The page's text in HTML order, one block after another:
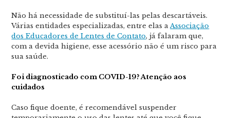
Não há necessidade de substituí-las pelas descartáveis.
Várias entidades especializadas, entre elas aAssociação
dos Educadores de Lentes de Contato, já falaram que,
com a devida higiene, esse acessório não é um risco para
sua saúde.
Foi diagnosticado com COVID-19? Atenção aos
cuidados
Caso fique doente, é recomendável suspender